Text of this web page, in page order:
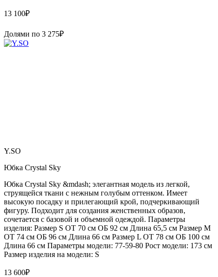
13 100₽
Долями по 3 275₽
Y.SO
Юбка Crystal Sky
Юбка Crystal Sky &mdash; элегантная модель из легкой,
струящейся ткани с нежным голубым оттенком. Имеет
высокую посадку и прилегающий крой, подчеркивающий
фигуру. Подходит для создания женственных образов,
сочетается с базовой и объемной одеждой. Параметры
изделия: Размер S ОТ 70 см ОБ 92 см Длина 65,5 см Размер М
ОТ 74 см ОБ 96 см Длина 66 см Размер L ОТ 78 см ОБ 100 см
Длина 66 см Параметры модели: 77-59-80 Рост модели: 173 см
Размер изделия на модели: S
13 600₽